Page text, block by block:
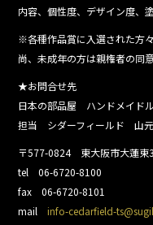
内容、個性度、デザイン度、
※各種作品賞に入選された方
尚、未成年の方は親権者の同
★お問合せ先
日本の部品屋 ハンドメイド
担当 シダーフィールド 山
〒577-0824 東大阪市大蓮東
tel 06-6720-8100
fax 06-6720-8101
mailinfo-cedarfield-